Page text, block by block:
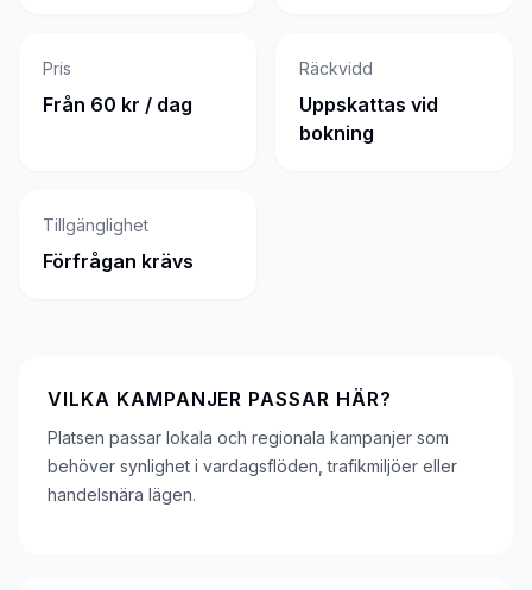
Pris
Från 60 kr / dag
Räckvidd
Uppskattas vid
bokning
Tillgänglighet
Förfrågan krävs
VILKA KAMPANJER PASSAR HÄR?
Platsen passar lokala och regionala kampanjer som
behöver synlighet i vardagsflöden, trafikmiljöer eller
handelsnära lägen.